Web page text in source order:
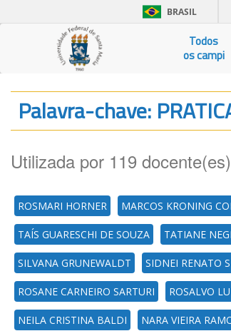
BRASIL
Todos
os campi
Palavra-chave:
Utilizada por 119
ROSMARI HORNER MARCOS KRONING
TAÍS GUARESCHI DE SOUZA TATIANE
SILVANA GRUNEWALDT SIDNEI RENATO
ROSANE CARNEIRO SARTURI ROSALVO
NEILA CRISTINA BALDI NARA VIEIRA